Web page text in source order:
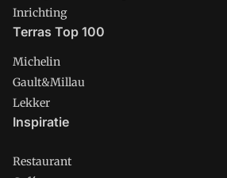
Inrichting
Terras Top 100
Michelin
Gault&Millau
Lekker
Inspiratie
Restaurant